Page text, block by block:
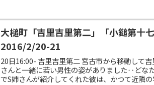
大槌町「吉里吉里第二」「小鎚第十
2016/2/20-21
20日16:00- 吉里吉里第二 宮古市から移動して
さんと一緒に若い男性の姿がありました‥どな
でS姉さんが紹介してくれた彼は、かつて近隣の